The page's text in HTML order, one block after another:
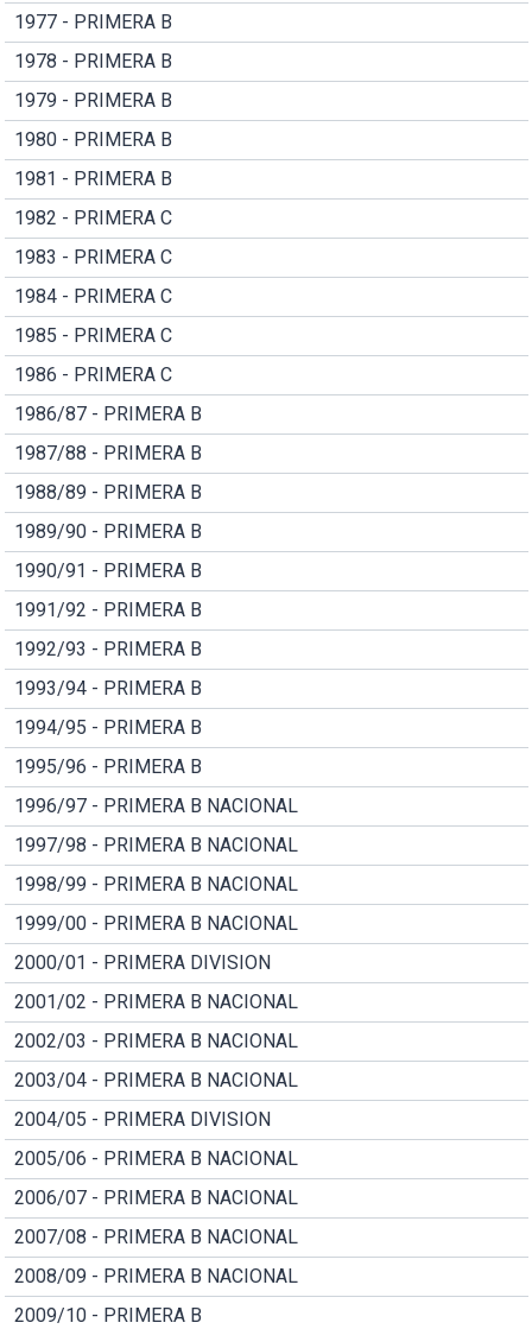
1977 - PRIMERA B
1978 - PRIMERA B
1979 - PRIMERA B
1980 - PRIMERA B
1981 - PRIMERA B
1982 - PRIMERA C
1983 - PRIMERA C
1984 - PRIMERA C
1985 - PRIMERA C
1986 - PRIMERA C
1986/87 - PRIMERA B
1987/88 - PRIMERA B
1988/89 - PRIMERA B
1989/90 - PRIMERA B
1990/91 - PRIMERA B
1991/92 - PRIMERA B
1992/93 - PRIMERA B
1993/94 - PRIMERA B
1994/95 - PRIMERA B
1995/96 - PRIMERA B
1996/97 - PRIMERA B NACIONAL
1997/98 - PRIMERA B NACIONAL
1998/99 - PRIMERA B NACIONAL
1999/00 - PRIMERA B NACIONAL
2000/01 - PRIMERA DIVISION
2001/02 - PRIMERA B NACIONAL
2002/03 - PRIMERA B NACIONAL
2003/04 - PRIMERA B NACIONAL
2004/05 - PRIMERA DIVISION
2005/06 - PRIMERA B NACIONAL
2006/07 - PRIMERA B NACIONAL
2007/08 - PRIMERA B NACIONAL
2008/09 - PRIMERA B NACIONAL
2009/10 - PRIMERA B